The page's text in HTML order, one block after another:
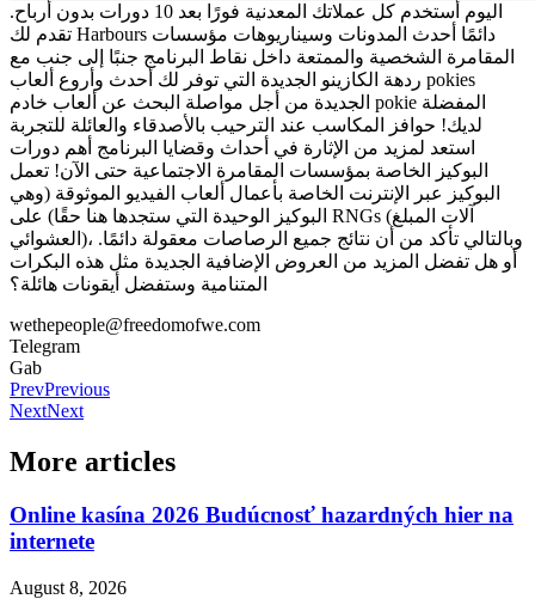
اليوم أستخدم كل عملاتك المعدنية فورًا بعد 10 دورات بدون أرباح.
تقدم لك Harbours دائمًا أحدث المدونات وسيناريوهات مؤسسات
المقامرة الشخصية والممتعة داخل نقاط البرنامج جنبًا إلى جنب مع
ردهة الكازينو الجديدة التي توفر لك أحدث وأروع ألعاب pokies
الجديدة من أجل مواصلة البحث عن ألعاب خادم pokie المفضلة
لديك! حوافز المكاسب عند الترحيب بالأصدقاء والعائلة للتجربة
استعد لمزيد من الإثارة في أحداث وقضايا البرنامج أهم دورات
البوكيز الخاصة بمؤسسات المقامرة الاجتماعية حتى الآن! تعمل
البوكيز عبر الإنترنت الخاصة بأعمال ألعاب الفيديو الموثوقة (وهي
البوكيز الوحيدة التي ستجدها هنا حقًا) على RNGs (آلات المبلغ
العشوائي)، وبالتالي تأكد من أن نتائج جميع الرصاصات معقولة دائمًا.
أو هل تفضل المزيد من العروض الإضافية الجديدة مثل هذه البكرات
المتنامية وستفضل أيقونات هائلة؟
wethepeople@freedomofwe.com
Telegram
Gab
PrevPrevious
NextNext
More articles
Online kasína 2026 Budúcnosť hazardných hier na
internete
August 8, 2026